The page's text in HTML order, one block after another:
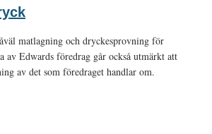
matlagning och dryckesprovning för
av Edwards föredrag går också utmärkt att
av det som föredraget handlar om.